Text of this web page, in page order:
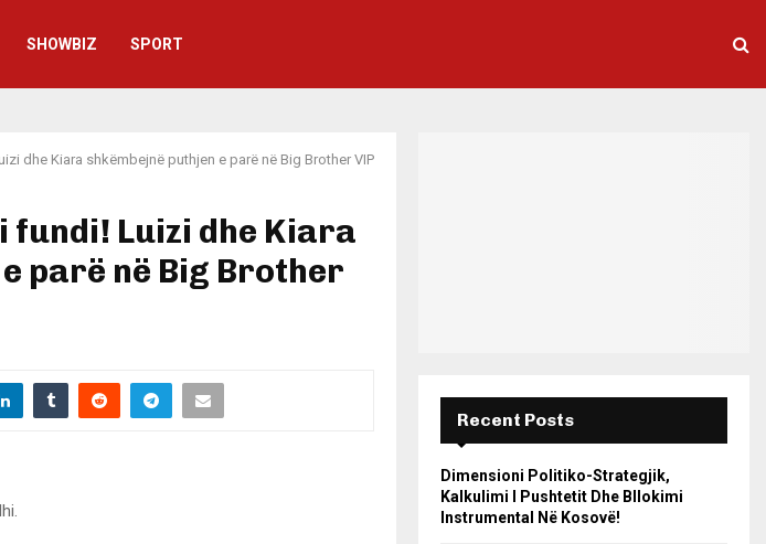
SHOWBIZ SPORT
dhe Kiara shkëmbejnë puthjen e parë në Big Brother VIP
Luizi dhe Kiara
parë në Big Brother
Recent Posts
Dimensioni Politiko-Strategjik,
Kalkulimi I Pushtetit Dhe Bllokimi
Instrumental Në Kosovë!